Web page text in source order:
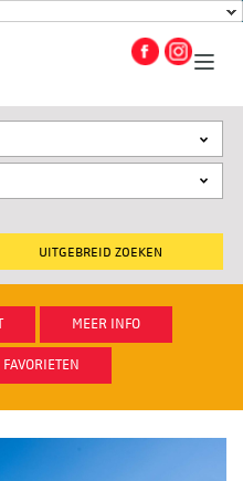
UITGEBREID ZOEKEN
MEER INFO